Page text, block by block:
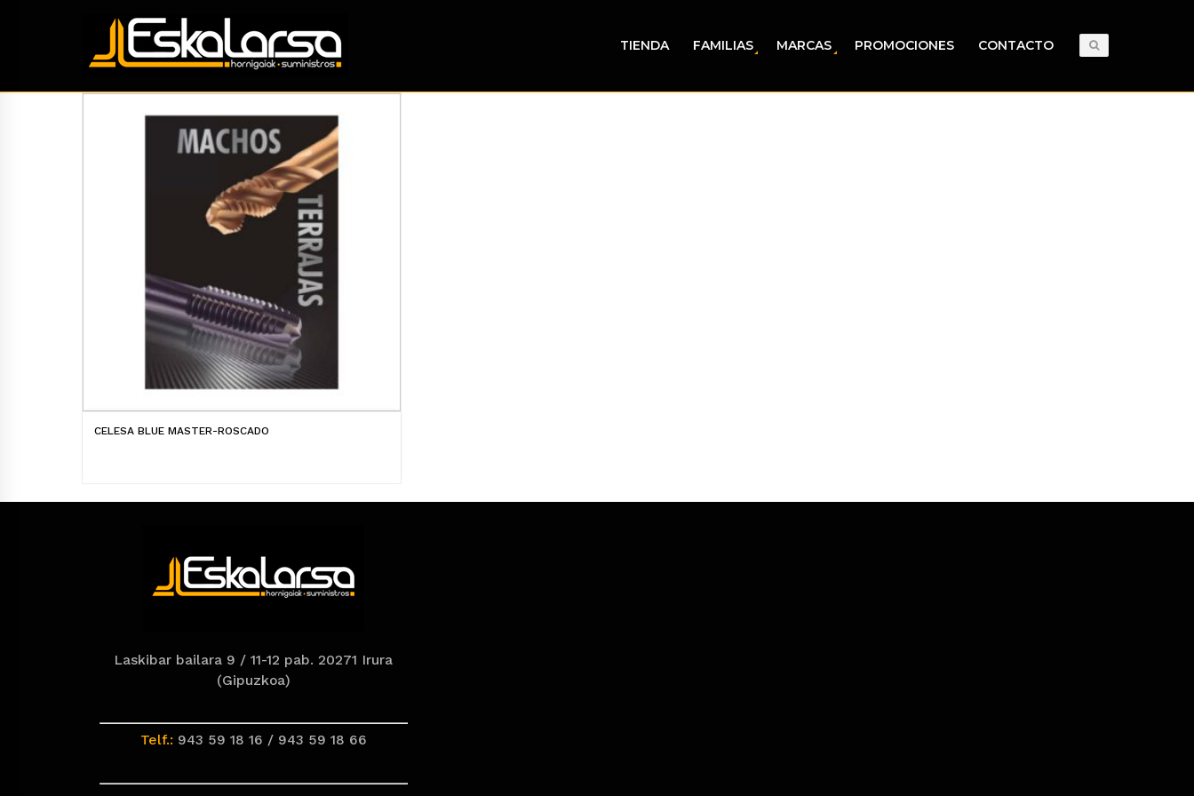
TIENDA FAMILIAS MARCAS PROMOCIONES CONTACTO
CELESA BLUE MASTER-ROSCADO
Laskibar bailara 9 / 11-12 pab. 20271 Irura
(Gipuzkoa)
Telf.: 943 59 18 16 / 943 59 18 66